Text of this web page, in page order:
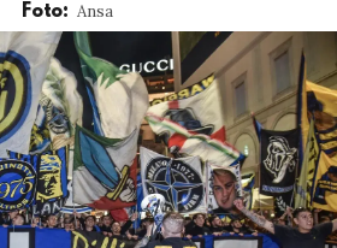
Foto: Ansa